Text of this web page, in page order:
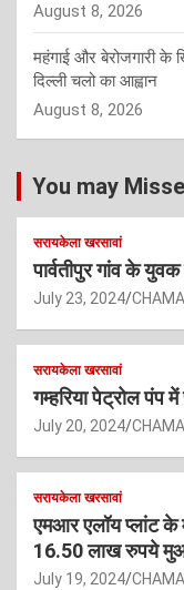
August 8, 2026
महंगाई और बेरोजगारी के
दिल्ली चलो का आह्वान
August 8, 2026
You may
सरायकेला खरसावां
पार्वतीपुर गांव के
July 23, 2024
सरायकेला खरसावां
गम्हरिया पेट्रोल पंप
July 20, 2024
सरायकेला खरसावां
एमआर एलॉय प्लांट के
16.50 लाख रुपये
July 19, 2024